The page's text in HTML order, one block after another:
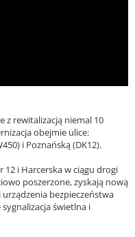
z rewitalizacją niemal 10
obejmie ulice:
i Poznańską (DK12).
12 i Harcerska w ciągu drogi
poszerzone, zyskają nową
bezpieczeństwa
świetlna i